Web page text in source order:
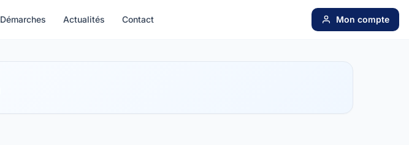
Démarches Actualités Contact Mon compte